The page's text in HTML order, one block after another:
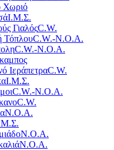
Χωριό
Ι.Μ.Σ.
ΓιαλόςC.W.
ΤόπλουC.W.-Ν.Ο.Α.
C.W.-Ν.Ο.Α.
ΙεράπετραC.W.
Ι.Μ.Σ.
C.W.-Ν.Ο.Α.
C.W.
Ν.Ο.Α.
Ν.Ο.Α.
Ν.Ο.Α.